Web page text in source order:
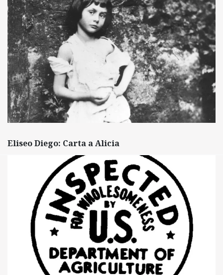
Eliseo Diego: Carta a Alicia